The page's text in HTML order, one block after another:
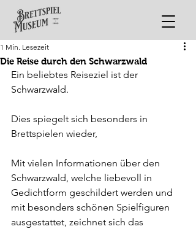
Die Reise durch den Schwarzwald
1 Min. Lesezeit
Ein beliebtes Reiseziel ist der
Schwarzwald.
Dies spiegelt sich besonders in
Brettspielen wieder,
Mit vielen Informationen über den
Schwarzwald, welche liebevoll in
Gedichtform geschildert werden und
mit besonders schönen Spielfiguren
ausgestattet, zeichnet sich das